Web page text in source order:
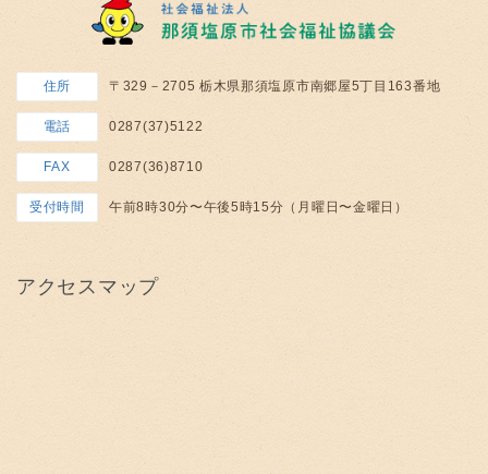
住所 〒329－2705 栃木県那須塩原市南郷屋5丁目163番地
電話 0287(37)5122
FAX 0287(36)8710
受付時間 午前8時30分〜午後5時15分（月曜日〜金曜日）
アクセスマップ